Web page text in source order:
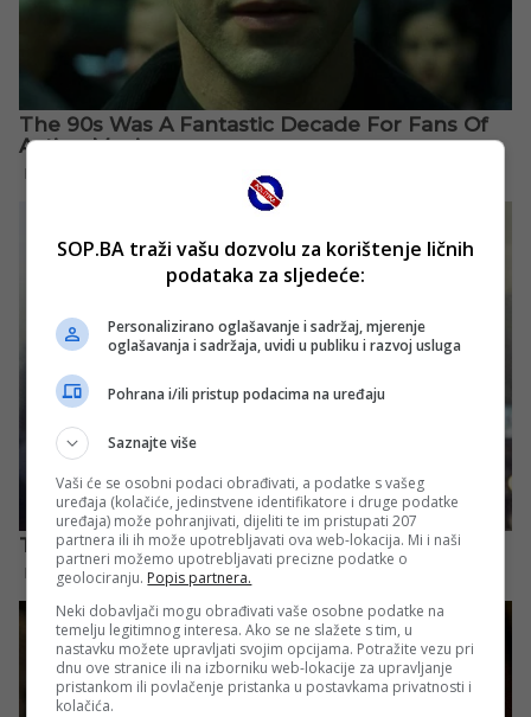
SOP.BA traži vašu dozvolu za korištenje ličnih
podataka za sljedeće:
Personalizirano oglašavanje i sadržaj, mjerenje
oglašavanja i sadržaja, uvidi u publiku i razvoj usluga
Pohrana i/ili pristup podacima na uređaju
Saznajte više
Vaši će se osobni podaci obrađivati, a podatke s vašeg
uređaja (kolačiće, jedinstvene identifikatore i druge podatke
uređaja) može pohranjivati, dijeliti te im pristupati 207
partnera ili ih može upotrebljavati ova web-lokacija. Mi i naši
partneri možemo upotrebljavati precizne podatke o
geolociranju. Popis partnera.
Neki dobavljači mogu obrađivati vaše osobne podatke na
temelju legitimnog interesa. Ako se ne slažete s tim, u
nastavku možete upravljati svojim opcijama. Potražite vezu pri
dnu ove stranice ili na izborniku web-lokacije za upravljanje
pristankom ili povlačenje pristanka u postavkama privatnosti i
kolačića.